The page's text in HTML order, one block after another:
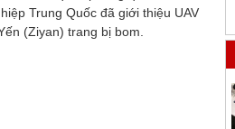
Trung Quốc đã giới thiệu UAV
(Ziyan) trang bị bom.